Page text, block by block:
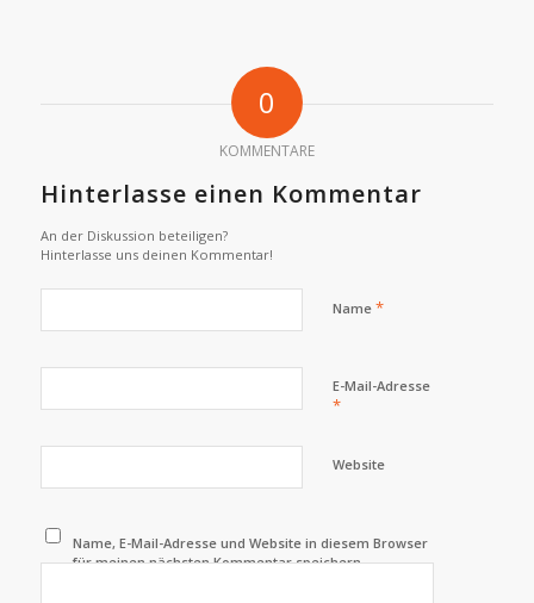
0
KOMMENTARE
Hinterlasse einen Kommentar
An der Diskussion beteiligen?
Hinterlasse uns deinen Kommentar!
Name *
E-Mail-Adresse
*
Website
Name, E-Mail-Adresse und Website in diesem Browser
für meinen nächsten Kommentar speichern.